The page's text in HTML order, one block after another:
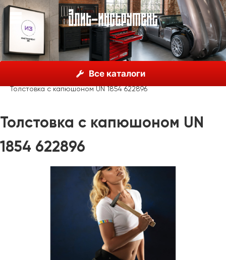
Все каталоги
Unior, Словения
Рекламные материалы
Одежда
Толстовка с капюшоном UN 1854 622896
Толстовка с капюшоном UN
1854 622896